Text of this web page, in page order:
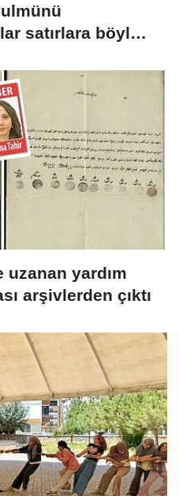
satırlara böyle
yardım
arşivlerden çıktı